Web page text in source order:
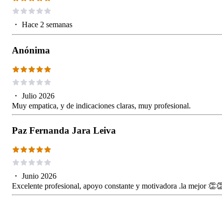
・ Hace 2 semanas
Anónima
・ Julio 2026
Muy empatica, y de indicaciones claras, muy profesional.
Paz Fernanda Jara Leiva
・ Junio 2026
Excelente profesional, apoyo constante y motivadora .la mejor